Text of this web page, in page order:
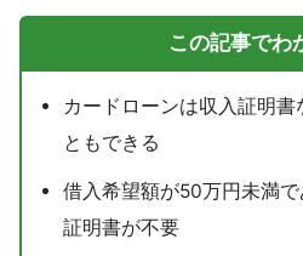
この記事でわ
カードローンは収入証明
ともできる
借入希望額が50万円未満
証明書が不要